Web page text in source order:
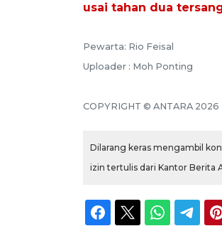
usai tahan dua
Pewarta: Rio Feisal
Uploader : Moh Ponting
COPYRIGHT © ANTARA 2026
Dilarang keras mengambil
izin tertulis dari Kantor Berita